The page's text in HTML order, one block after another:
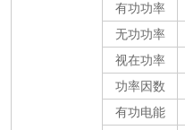
有功功率
无功功率
视在功率
功率因数
有功电能